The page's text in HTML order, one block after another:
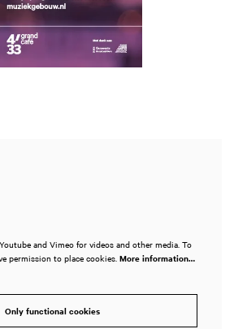
and Vimeo for videos and other media. To
permission to place cookies. More information…
Only functional cookies